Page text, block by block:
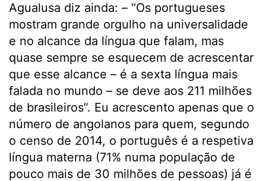
Agualusa diz ainda: – “Os portugueses
mostram grande orgulho na universalidade
e no alcance da língua que falam, mas
quase sempre se esquecem de acrescentar
que esse alcance – é a sexta língua mais
falada no mundo – se deve aos 211 milhões
de brasileiros”. Eu acrescento apenas que o
número de angolanos para quem, segundo
o censo de 2014, o português é a respetiva
língua materna (71% numa população de
pouco mais de 30 milhões de pessoas) já é